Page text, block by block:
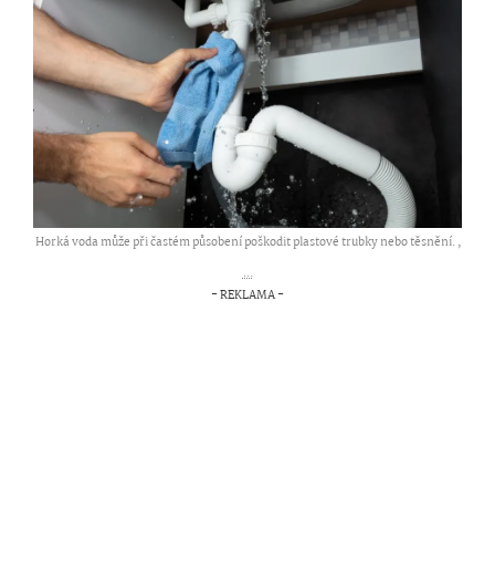
Horká voda může při častém působení poškodit plastové trubky nebo těsnění. ,
...